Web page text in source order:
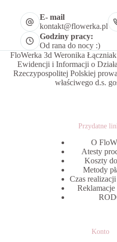
E- mail
kontakt@flowerka.pl
Godziny pracy:
Od rana do nocy :)
FloWerka 3d Weronika
Ewidencji i Informacji o
Rzeczypospolitej Polskiej
właściwego d.s.
Przydatne
O
Atesty
Koszty
Metody
Czas
Konto